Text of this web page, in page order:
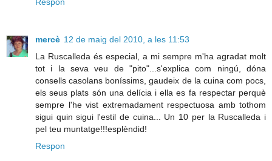
mercè 12 de maig del 2010, a les 11:53
La Ruscalleda és especial, a mi sempre m'ha agradat molt
tot i la seva veu de "pito"...s'explica com ningú, dóna
consells casolans boníssims, gaudeix de la cuina com pocs,
els seus plats són una delícia i ella es fa respectar perquè
sempre l'he vist extremadament respectuosa amb tothom
sigui quin sigui l'estil de cuina... Un 10 per la Ruscalleda i
pel teu muntatge!!!esplèndid!
Respon